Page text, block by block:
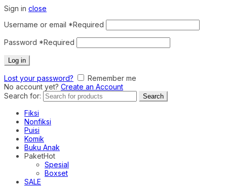
Sign in close
Username or email *Required
Password *Required
Log in
Lost your password?
Remember me
No account yet? Create an Account
Search for:
Search
Fiksi
Nonfiksi
Puisi
Komik
Buku Anak
PaketHot
Spesial
Boxset
SALE